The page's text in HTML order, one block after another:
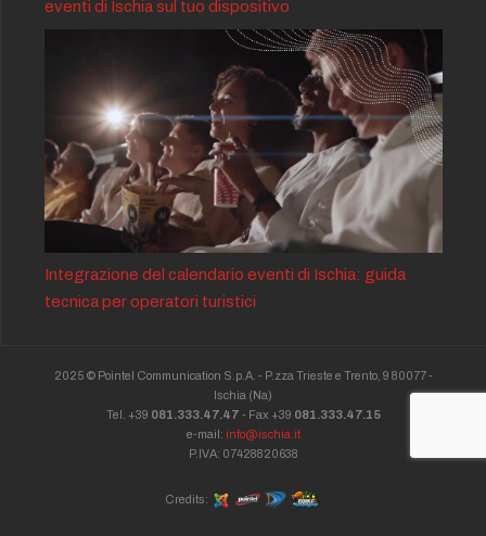
eventi di Ischia sul tuo dispositivo
Integrazione del calendario eventi di Ischia: guida
tecnica per operatori turistici
2025 © Pointel Communication S.p.A. - P.zza Trieste e Trento, 9 80077 -
Ischia (Na)
Tel. +39 081.333.47.47 - Fax +39 081.333.47.15
e-mail: info@ischia.it
P.IVA: 07428820638
Credits: